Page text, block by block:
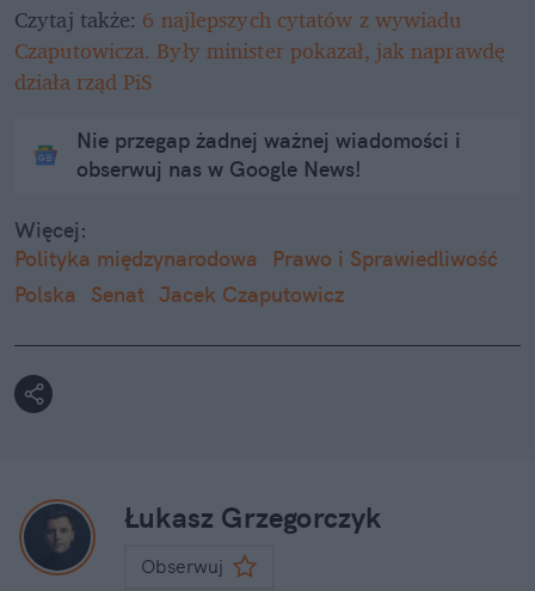
Czytaj także: 6 najlepszych cytatów z wywiadu
Czaputowicza. Były minister pokazał, jak naprawdę
działa rząd PiS
Nie przegap żadnej ważnej wiadomości i
obserwuj nas w Google News!
Więcej:
Polityka międzynarodowa
Prawo i Sprawiedliwość
Polska
Senat Jacek Czaputowicz
Łukasz Grzegorczyk
Obserwuj